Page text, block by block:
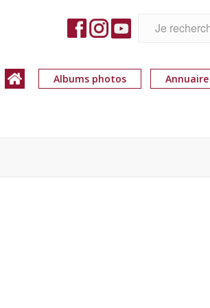
Albums photos Annuaire